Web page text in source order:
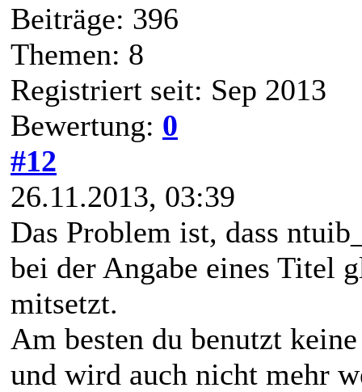
Beiträge: 396
Themen: 8
Registriert seit: Sep 2013
Bewertung: 0
#12
26.11.2013, 03:39
Das Problem ist, dass
bei der Angabe eines Titel
mitsetzt.
Am besten du benutzt
und wird auch nicht mehr